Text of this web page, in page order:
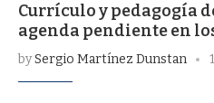
Currículo y pedagogía
agenda pendiente en
bySergio Martínez Dunstan